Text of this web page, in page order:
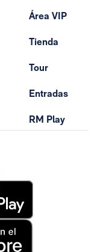
Área VIP
Tienda
Tour
Entradas
RM Play